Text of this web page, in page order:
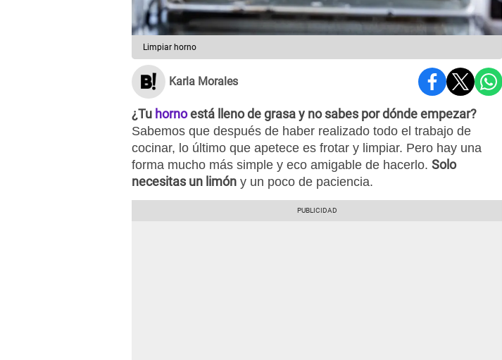
Limpiar horno
Karla Morales
¿Tu hornoestá lleno de grasa y no sabes por dónde empezar?
Sabemos que después de haber realizado todo el trabajo de
cocinar, lo último que apetece es frotar y limpiar. Pero hay una
forma mucho más simple y eco amigable de hacerlo. Solo
necesitas un limón y un poco de paciencia.